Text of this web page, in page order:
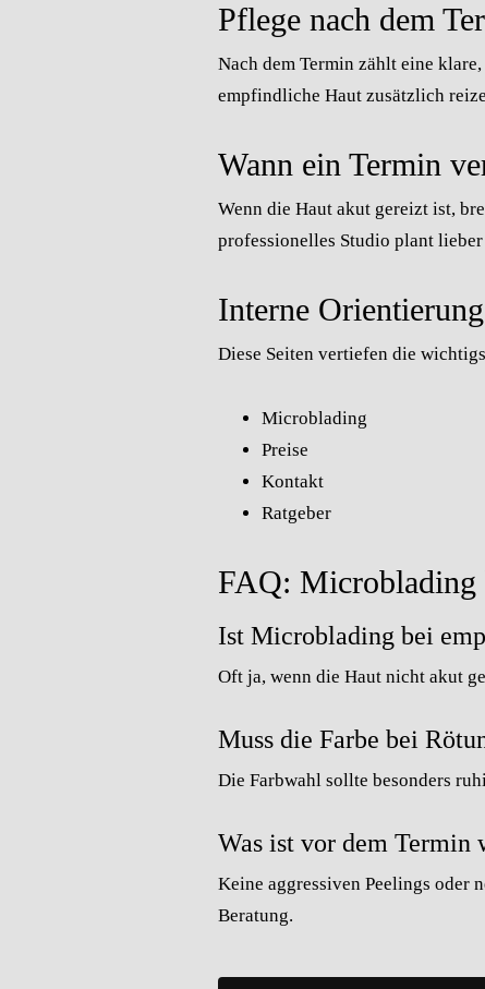
Pflege nach dem
Nach dem Termin zählt eine
empfindliche Haut zusätzlich
Wann ein Termin
Wenn die Haut akut gereizt ist,
professionelles Studio plant
Interne
Diese Seiten vertiefen die
Microblading
Preise
Kontakt
Ratgeber
FAQ: Microblading
Ist Microblading bei
Oft ja, wenn die Haut nicht akut
Muss die Farbe bei
Die Farbwahl sollte besonders
Was ist vor dem Termin
Keine aggressiven Peelings oder
Beratung.